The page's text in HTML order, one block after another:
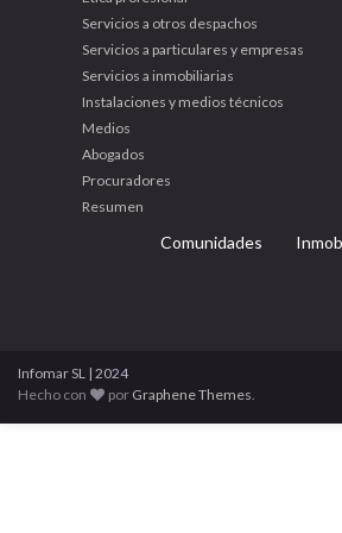
Servicios a otros despachos
Servicios a particulares y empresas
Servicios a inmobiliarias
Instalaciones y medios técnicos
Medios
Abogados
Procuradores
Resumen
Comunidades
Infomar SL | 2024
Hecho con
por Graphene Themes.